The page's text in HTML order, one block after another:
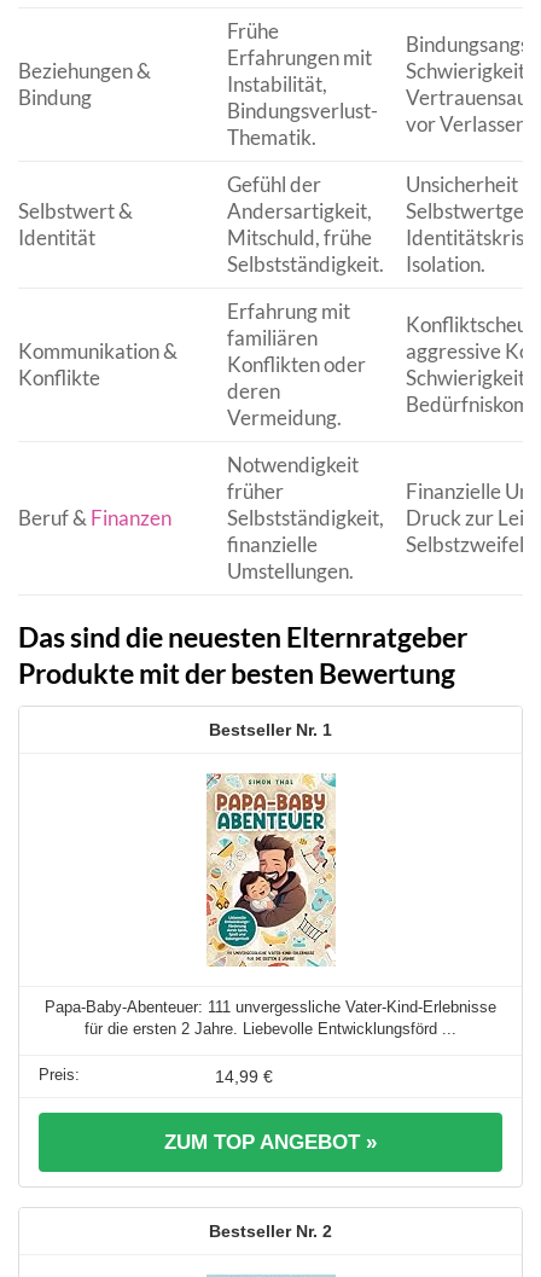
Beziehungen &
Bindung
Frühe
Erfahrungen mit
Instabilität,
Bindungsverlust-
Thematik.
Bindungsangst,
vor
Selbstwert &
Identität
Gefühl der
Andersartigkeit,
Mitschuld, frühe
Selbstständigkeit.
Unsicherheit
Isolation.
Kommunikation &
Konflikte
Erfahrung mit
familiären
Konflikten oder
deren
Vermeidung.
Konfliktscheu
aggressive
Beruf & Finanzen
Notwendigkeit
früher
Selbstständigkeit,
finanzielle
Umstellungen.
Finanzielle
Druck zur
Selbstzweifel.
Das sind die neuesten Elternratgeber
Produkte mit der besten Bewertung
1
Papa-Baby-Abenteuer: 111 unvergessliche Vater-Kind-Erlebnisse
für die ersten 2 Jahre. Liebevolle Entwicklungsförd ...
14,99 €
ZUM TOP ANGEBOT »
2